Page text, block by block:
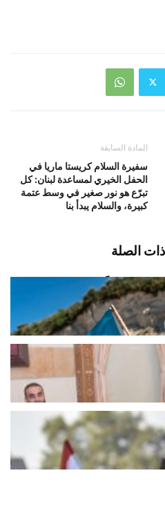
المادة السابقة
سفيرة السلام كريستا ماريا في
الحفل الخيري لمساعدة لبنان: كل
تبرّع هو نور صغير في وسط عتمة
كبيرة، والسلام يبدأ بنا
ذات الصلة
اليونيفيل: سجّلنا أمس إطلاق 113 مقذوفاً
التنسيق
مستمر…